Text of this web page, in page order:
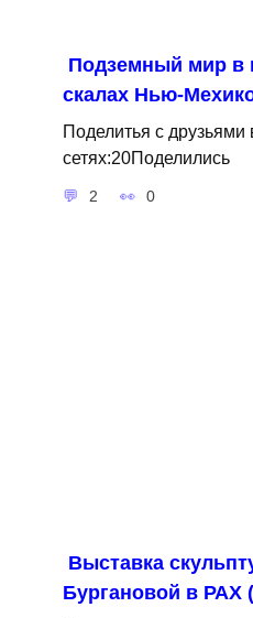
Подземный мир в
скалах Нью-
Поделитья с друзьями
сетях:20Поделились
2 0
Выставка
Бургановой в РАХ